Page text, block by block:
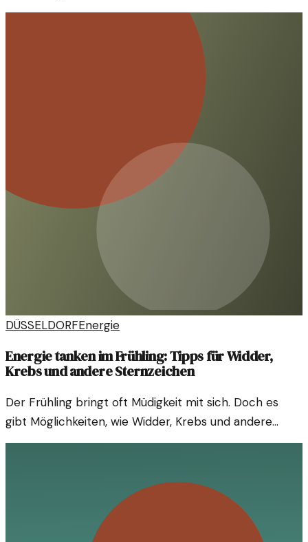
Widerstand von Anwohnern. Die Entscheidung könnte
die Zukunft der Energiegewinnung in der Region
DÜSSELDORFEnergie
Energie tanken im Frühling: Tipps für Widder,
Krebs und andere Sternzeichen
Der Frühling bringt oft Müdigkeit mit sich. Doch es
gibt Möglichkeiten, wie Widder, Krebs und andere
Sternzeichen neue Energie schöpfen können.